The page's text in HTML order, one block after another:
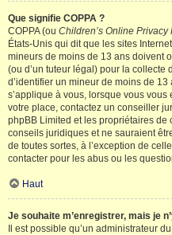
Que signifie COPPA ?
COPPA (ou Children’s Online Privacy
États-Unis qui dit que les sites
mineurs de moins de 13 ans doivent
(ou d’un tuteur légal) pour la collecte
d’identifier un mineur de moins de
s’applique à vous, lorsque vous
votre place, contactez un conseiller
phpBB Limited et les propriétaires de
conseils juridiques et ne sauraient
de toutes sortes, à l’exception de
contacter pour les abus ou les
Haut
Je souhaite m’enregistrer, mais je
Il est possible qu’un administrateur